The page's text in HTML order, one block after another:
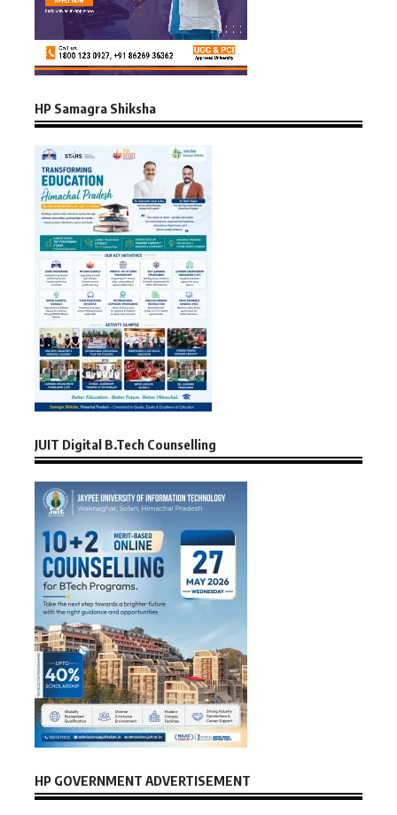
HP Samagra Shiksha
JUIT Digital B.Tech Counselling
HP GOVERNMENT ADVERTISEMENT